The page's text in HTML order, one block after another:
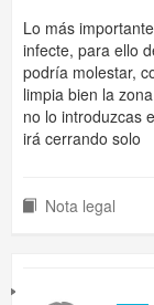
Lo más
infecte, para ello
podría molestar,
limpia bien la
no lo introduzcas
irá cerrando solo
Nota legal